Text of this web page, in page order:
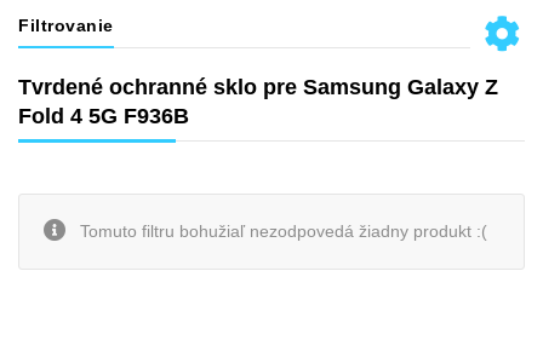
Filtrovanie
Tvrdené ochranné sklo pre Samsung Galaxy Z
Fold 4 5G F936B
Tomuto filtru bohužiaľ nezodpovedá žiadny produkt :(